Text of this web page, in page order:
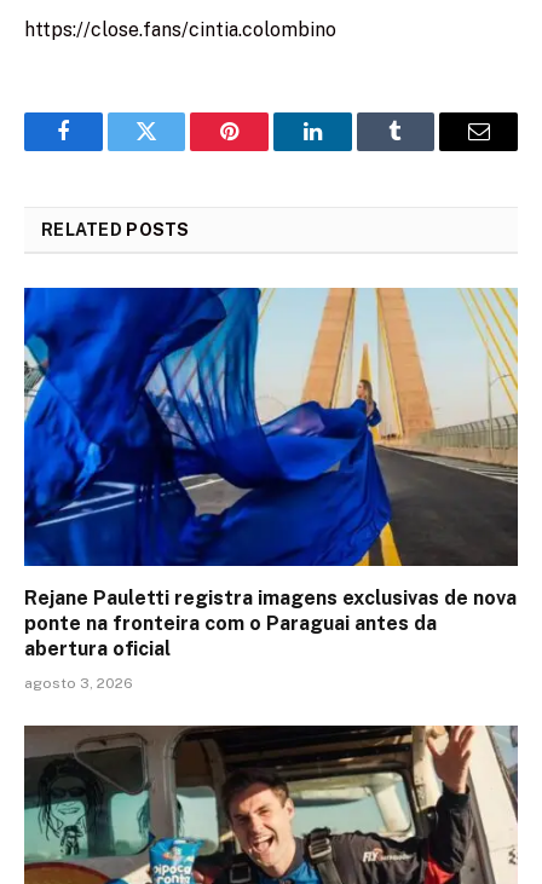
https://close.fans/cintia.colombino
FacebookTwitter Pinterest LinkedInTumblr Email
RELATED POSTS
Rejane Pauletti registra imagens exclusivas de nova
ponte na fronteira com o Paraguai antes da
abertura oficial
agosto 3, 2026